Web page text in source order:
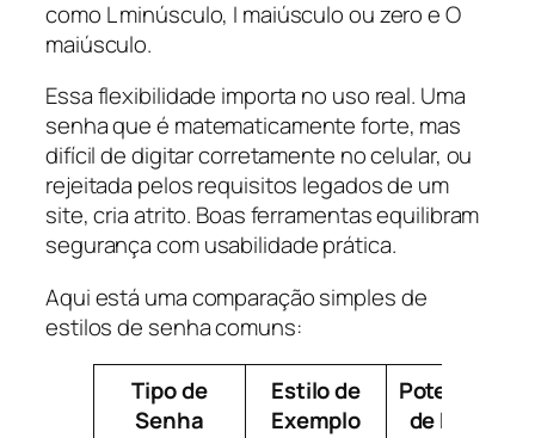
como L minúsculo, I maiúsculo ou zero e O
maiúsculo.
Essa flexibilidade importa no uso real. Uma
senha que é matematicamente forte, mas
difícil de digitar corretamente no celular, ou
rejeitada pelos requisitos legados de um
site, cria atrito. Boas ferramentas equilibram
segurança com usabilidade prática.
Aqui está uma comparação simples de
estilos de senha comuns:
Tipo de
Senha
Estilo de
Exemplo
Potencial
de Força